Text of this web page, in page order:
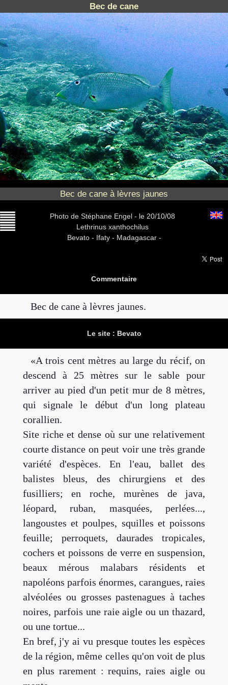
Bec de cane
Bec de cane à lèvres jaunes
Photo de Stéphane Engel - le 20/10/08
Lethrinus xanthochilus
Bevato - Ifaty - Madagascar -
Commentaire
Bec de cane à lèvres jaunes.
Le site : Bevato
A trois cent mètres au large du récif, on
descend à 25 mètres sur le sable pour
arriver au pied d'un petit mur de 8 mètres,
qui signale le début d'un long plateau
corallien.
Site riche et dense où sur une relativement
courte distance on peut voir une très grande
variété d'espèces. En l'eau, ballet des
balistes bleus, des chirurgiens et des
fusilliers; en roche, murènes de java,
léopard, ruban, masquées, perlées...,
langoustes et poulpes, squilles et poissons
feuille; perroquets, daurades tropicales,
cochers et poissons de verre en suspension,
beaux mérous malabars résidents et
napoléons parfois énormes, carangues, raies
alvéolées ou grosses pastenagues à taches
noires, parfois une raie aigle ou un thazard,
ou une tortue...
En bref, j'y ai vu presque toutes les espèces
de la région, même celles qu'on voit de plus
en plus rarement : requins, raies aigle ou